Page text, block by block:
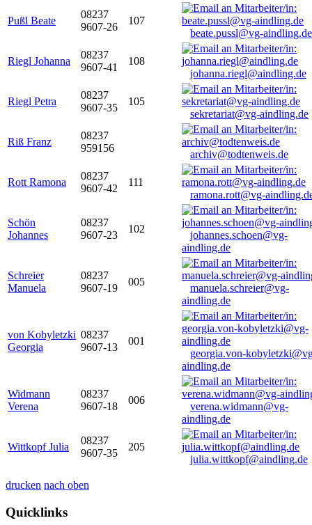
Pußl Beate
08237
9607-26
107
beate.pussl@vg-aindling.de
Riegl Johanna
08237
9607-41
108
johanna.riegl@aindling.de
Riegl Petra
08237
9607-35
105
sekretariat@vg-aindling.de
Riß Franz
08237
959156
archiv@todtenweis.de
Rott Ramona
08237
9607-42
111
ramona.rott@vg-
Schön
Johannes
08237
9607-23
102
johannes.schoen@vg-
aindling.de
Schreier
Manuela
08237
9607-19
005
manuela.schreier@vg-
aindling.de
von Kobyletzki
Georgia
08237
9607-13
001
georgia.von-
aindling.de
Widmann
Verena
08237
9607-18
006
verena.widmann@vg-
aindling.de
Wittkopf Julia
08237
9607-35
205
julia.wittkopf@aindling.de
drucken nach oben
Quicklinks